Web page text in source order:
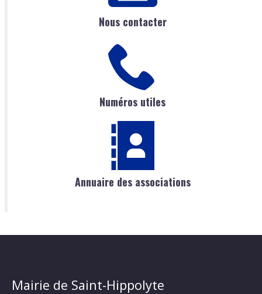
Nous contacter
Numéros utiles
Annuaire des associations
Mairie de Saint-Hippolyte